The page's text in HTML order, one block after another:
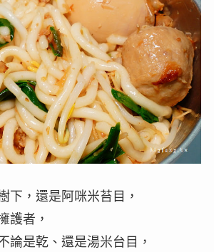
下，還是阿咪米苔目，
護者，
論是乾、還是湯米台目，